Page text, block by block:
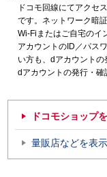
ドコモ回線にてアクセ
です。ネットワーク暗
Wi-Fiまたはご自宅のイ
アカウントのID／パス
い方も、dアカウントの
dアカウントの発行・確
ドコモショップ
量販店などを表示